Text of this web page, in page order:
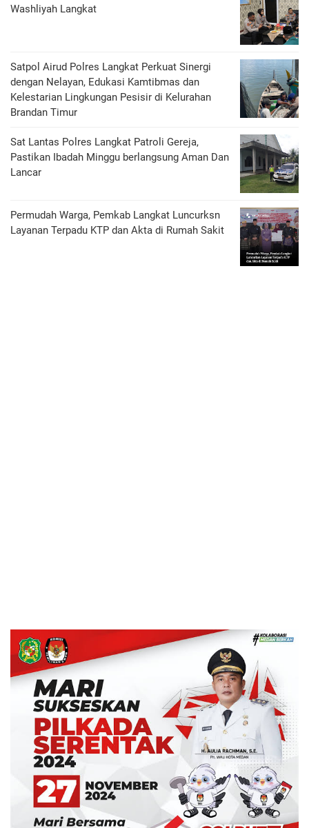
Washliyah Langkat
Satpol Airud Polres Langkat Perkuat Sinergi
dengan Nelayan, Edukasi Kamtibmas dan
Kelestarian Lingkungan Pesisir di Kelurahan
Brandan Timur
Sat Lantas Polres Langkat Patroli Gereja,
Pastikan Ibadah Minggu berlangsung Aman Dan
Lancar
Permudah Warga, Pemkab Langkat Luncurksn
Layanan Terpadu KTP dan Akta di Rumah Sakit